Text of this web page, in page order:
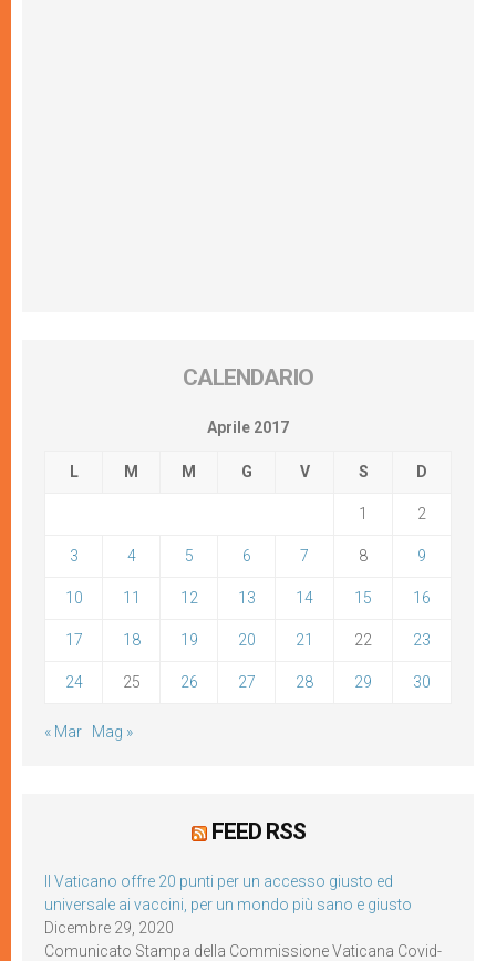
CALENDARIO
Aprile 2017
L M M G V S D
1 2
3 4 5 6 7 8 9
10 11 12 13 14 15 16
17 18 19 20 21 22 23
24 25 26 27 28 29 30
« Mar Mag »
FEED RSS
Il Vaticano offre 20 punti per un accesso giusto ed
universale ai vaccini, per un mondo più sano e giusto
Dicembre 29, 2020
Comunicato Stampa della Commissione Vaticana Covid-